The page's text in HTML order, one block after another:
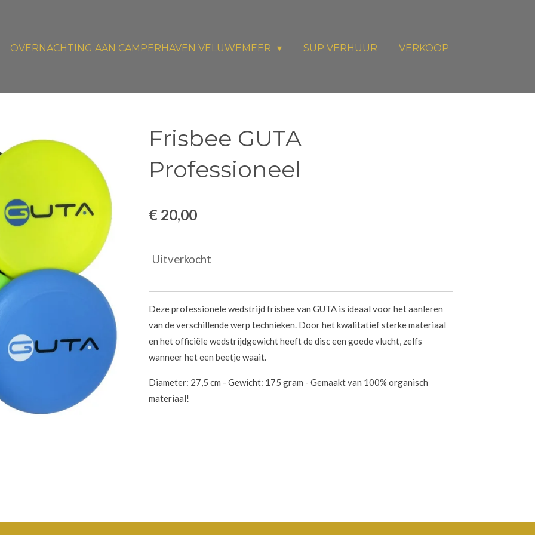
OVERNACHTING AAN CAMPERHAVEN VELUWEMEER SUP VERHUUR VERKOOP
Frisbee GUTA
Professioneel
€ 20,00
Uitverkocht
Deze professionele wedstrijd frisbee van GUTA is ideaal voor het aanleren
van de verschillende werp technieken. Door het kwalitatief sterke materiaal
en het officiële wedstrijdgewicht heeft de disc een goede vlucht, zelfs
wanneer het een beetje waait.
Diameter: 27,5 cm - Gewicht: 175 gram - Gemaakt van 100% organisch
materiaal!